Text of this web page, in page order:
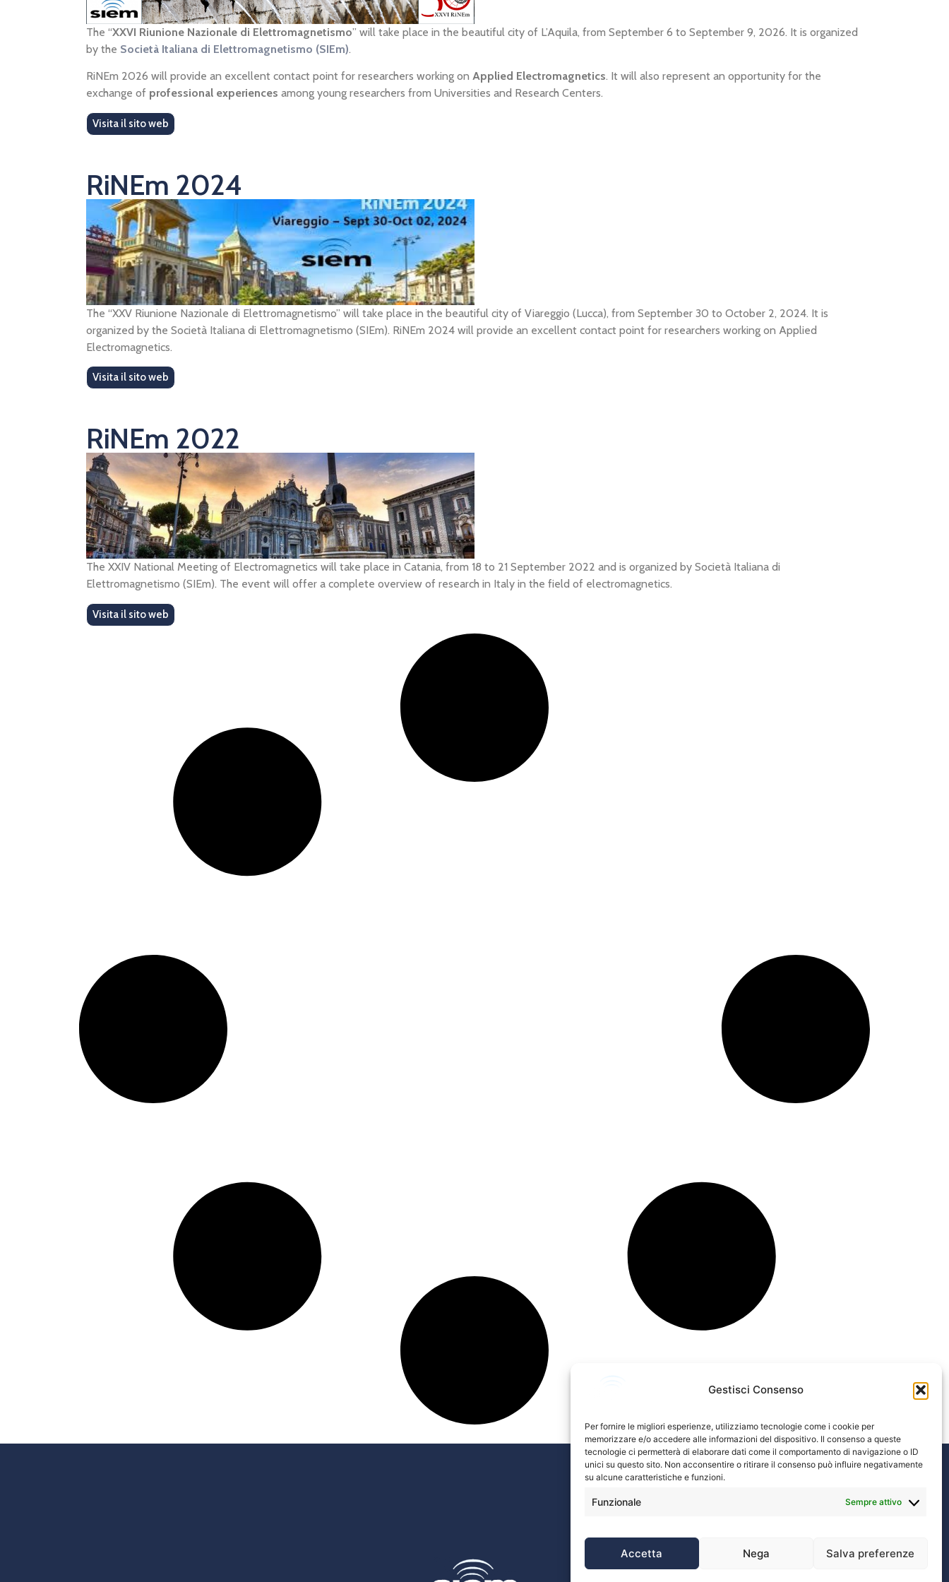
Gestisci Consenso
Per fornire le migliori esperienze, utilizziamo tecnologie come i cookie per
memorizzare e/o accedere alle informazioni del dispositivo. Il consenso a queste
tecnologie ci permetterà di elaborare dati come il comportamento di navigazione o ID
unici su questo sito. Non acconsentire o ritirare il consenso può influire negativamente
su alcune caratteristiche e funzioni.
Funzionale Sempre attivo
Accetta Nega Salva preferenze
The “XXVI Riunione Nazionale di Elettromagnetismo” will take place in the beautiful city of L’Aquila, from September 6 to September 9, 2026. It is organized
by the Società Italiana di Elettromagnetismo (SIEm).
RiNEm 2026 will provide an excellent contact point for researchers working on Applied Electromagnetics. It will also represent an opportunity for the
exchange of professional experiences among young researchers from Universities and Research Centers.
Visita il sito web
RiNEm 2024
The “XXV Riunione Nazionale di Elettromagnetismo” will take place in the beautiful city of Viareggio (Lucca), from September 30 to October 2, 2024. It is
organized by the Società Italiana di Elettromagnetismo (SIEm). RiNEm 2024 will provide an excellent contact point for researchers working on Applied
Electromagnetics.
Visita il sito web
RiNEm 2022
The XXIV National Meeting of Electromagnetics will take place in Catania, from 18 to 21 September 2022 and is organized by Società Italiana di
Elettromagnetismo (SIEm). The event will offer a complete overview of research in Italy in the field of electromagnetics.
Visita il sito web